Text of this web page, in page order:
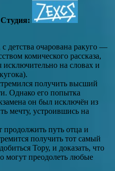
Студия:
детства очарована ракуго —
комического рассказа,
исключительно на словах и
получить высший
Однако его попытка
он был исключён из
мечту, устроившись на
продолжить путь отца и
получить тот самый
Тору, и доказать, что
могут преодолеть любые